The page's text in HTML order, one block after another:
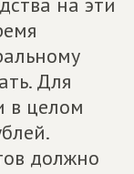
Для
в целом
должно